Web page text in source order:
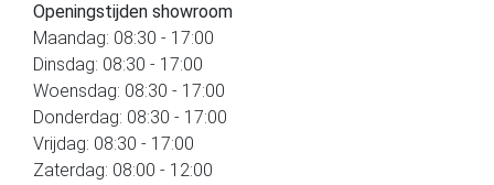
Openingstijden showroom
Maandag: 08:30 - 17:00
Dinsdag: 08:30 - 17:00
Woensdag: 08:30 - 17:00
Donderdag: 08:30 - 17:00
Vrijdag: 08:30 - 17:00
Zaterdag: 08:00 - 12:00